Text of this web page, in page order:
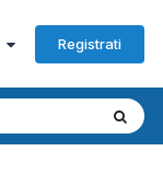
Registrati